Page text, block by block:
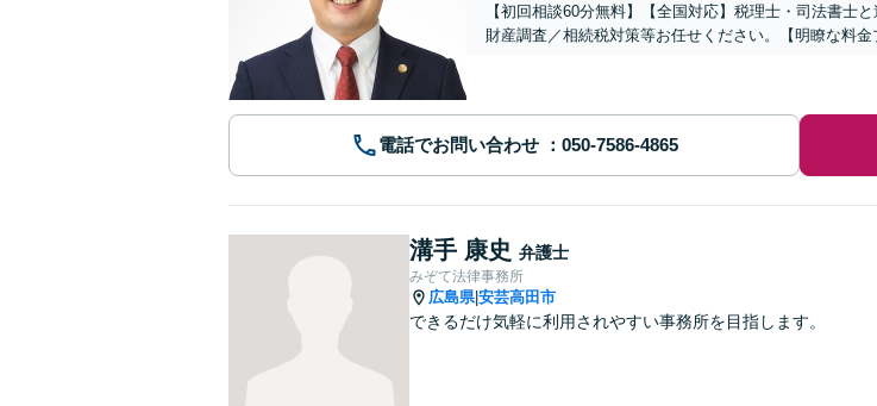
【初回相談60分無料】【全国対応】税理士・司法書士
財産調査／相続税対策等お任せください。【明瞭な料
電話でお問い合わせ
溝手 康史 弁護士
みぞて法律事務所
広島県|安芸高田市
できるだけ気軽に利用されやすい事務所を目指します。